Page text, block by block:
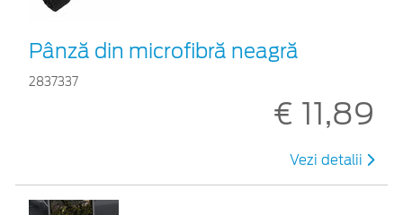
Pânză din microfibră neagră
2837337
€ 11,89
Vezi detalii